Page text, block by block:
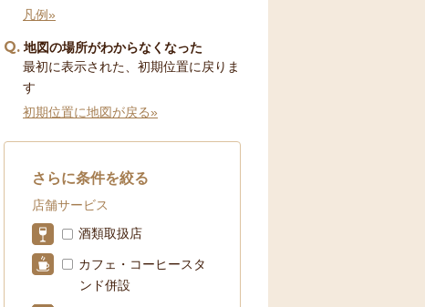
凡例»
Q 地図の場所がわからなくなった
最初に表示された、初期位置に戻りま
す
初期位置に地図が戻る»
さらに条件を絞る
店舗サービス
酒類取扱店
カフェ・コーヒースタ
ンド併設